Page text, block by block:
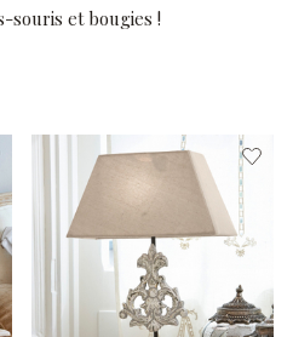
souris et bougies !